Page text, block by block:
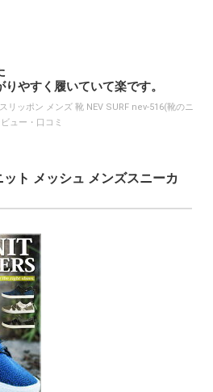
やすく履いていて楽です。
リッポン メンズ 靴 NEV SURF nev-516(靴のニ
ー・口コミ
ト メッシュ メンズスニーカ